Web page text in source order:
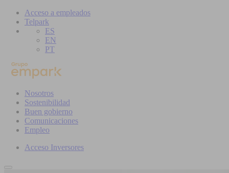
Acceso a empleados
Telpark
ES
EN
PT
Nosotros
Sostenibilidad
Buen gobierno
Comunicaciones
Empleo
Acceso Inversores